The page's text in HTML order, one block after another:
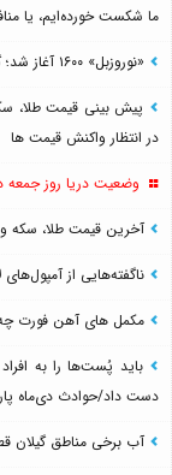
ما شکست خورده‌ایم، یا
«نوروزبل» ۱۶۰۰ آغاز شد؛ گیلانیان وارد قرن هفدهم دیلمی شدند
در انتظار واکنش قیمت ها
وضعیت دریا روز جمعه
آخرین قیمت طلا، سکه و دلار امروز پنجشنبه
ناگفته‌هایی از آمپول‌های
مکمل های آهن فورت چه
باید پُست‌ها را به
دست داد/حوادث دی‌ماه
آب برخی مناطق گیلان